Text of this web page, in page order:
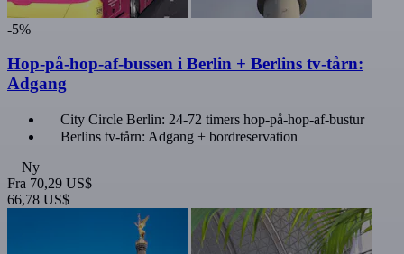
-5%
Hop-på-hop-af-bussen i Berlin + Berlins tv-tårn:
Adgang
City Circle Berlin: 24-72 timers hop-på-hop-af-bustur
Berlins tv-tårn: Adgang + bordreservation
Ny
Fra 70,29 US$
66,78 US$